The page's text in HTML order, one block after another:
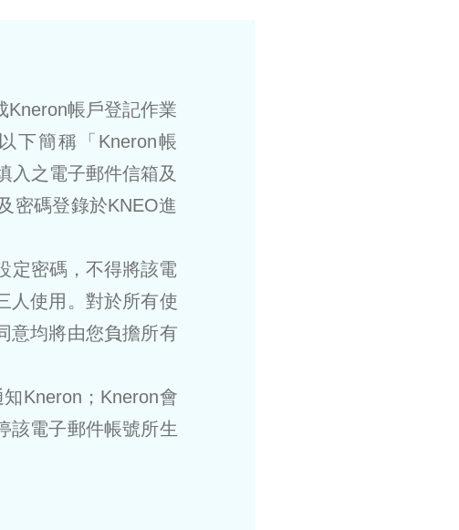
Kneron帳戶登記作業
下簡稱「Kneron帳
入之電子郵件信箱及
密碼登錄於KNEO進
定密碼，不得將該電
人使用。對於所有使
意均將由您負擔所有
Kneron；Kneron會
該電子郵件帳號所生